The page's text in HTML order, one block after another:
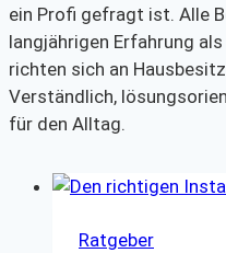
ein Profi gefragt ist. Alle
langjährigen Erfahrung
richten sich an
Verständlich,
für den Alltag.
Ratgeber